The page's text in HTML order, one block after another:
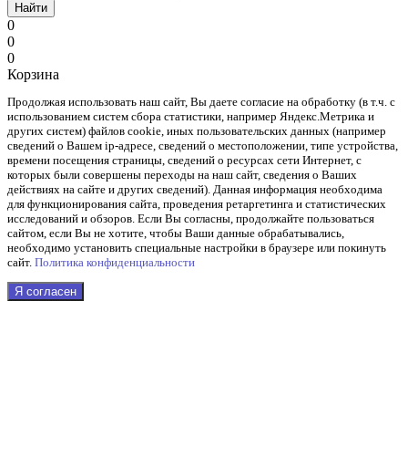
Найти
0
0
0
Корзина
Продолжая использовать наш cайт, Вы даете согласие на обработку (в т.ч. с
использованием систем сбора статистики, например Яндекс.Метрика и
других систем) файлов cookie, иных пользовательских данных (например
сведений о Вашем ip-адресе, сведений о местоположении, типе устройства,
времени посещения страницы, сведений о ресурсах сети Интернет, с
которых были совершены переходы на наш сайт, сведения о Ваших
действиях на сайте и других сведений). Данная информация необходима
для функционирования сайта, проведения ретаргетинга и статистических
исследований и обзоров. Если Вы согласны, продолжайте пользоваться
сайтом, если Вы не хотите, чтобы Ваши данные обрабатывались,
необходимо установить специальные настройки в браузере или покинуть
сайт. Политика конфиденциальности
Я согласен